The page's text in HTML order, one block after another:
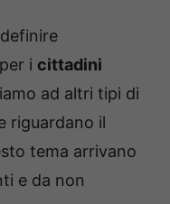
i cittadini
ad altri tipi di
riguardano il
tema arrivano
e da non